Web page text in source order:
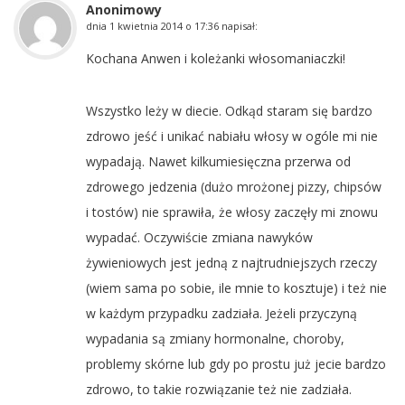
Anonimowy
dnia 1 kwietnia 2014 o 17:36 napisał:
Kochana Anwen i koleżanki włosomaniaczki!
Wszystko leży w diecie. Odkąd staram się bardzo
zdrowo jeść i unikać nabiału włosy w ogóle mi nie
wypadają. Nawet kilkumiesięczna przerwa od
zdrowego jedzenia (dużo mrożonej pizzy, chipsów
i tostów) nie sprawiła, że włosy zaczęły mi znowu
wypadać. Oczywiście zmiana nawyków
żywieniowych jest jedną z najtrudniejszych rzeczy
(wiem sama po sobie, ile mnie to kosztuje) i też nie
w każdym przypadku zadziała. Jeżeli przyczyną
wypadania są zmiany hormonalne, choroby,
problemy skórne lub gdy po prostu już jecie bardzo
zdrowo, to takie rozwiązanie też nie zadziała.